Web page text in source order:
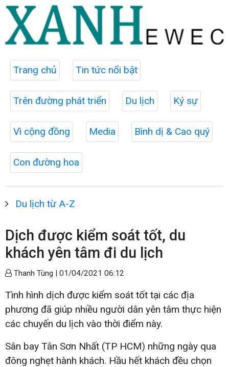
Trang chủ Tin tức nổi bật
Trên đường phát triển Du lịch Ký sự
Vì cộng đồng Media Bình dị & Cao quý
Con đường hoa
Du lịch từ A-Z
Dịch được kiểm soát tốt, du
khách yên tâm đi du lịch
Thanh Tùng | 01/04/2021 06:12
Tình hình dịch được kiểm soát tốt tại các địa
phương đã giúp nhiều người dân yên tâm thực hiện
các chuyến du lịch vào thời điểm này.
Sân bay Tân Sơn Nhất (TP HCM) những ngày qua
đông nghẹt hành khách. Hầu hết khách đều chọn